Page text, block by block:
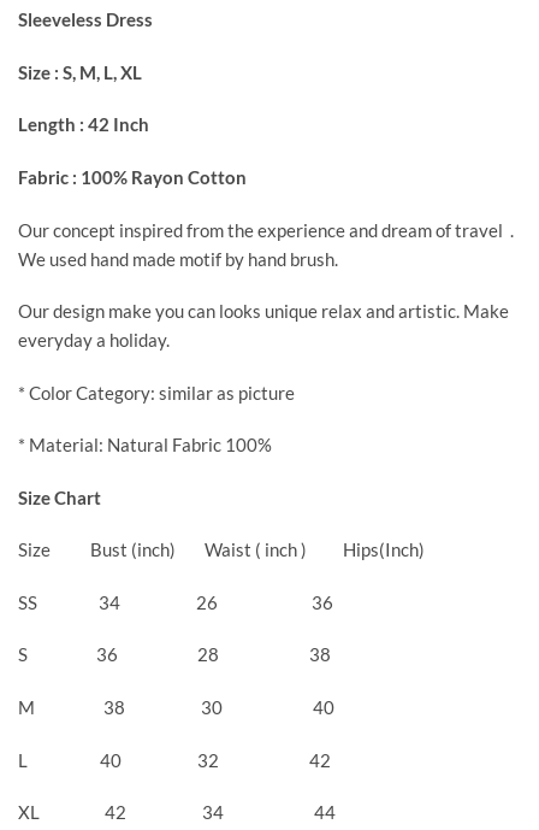
Sleeveless Dress
Size : S, M, L, XL
Length : 42 Inch
Fabric : 100% Rayon Cotton
Our concept inspired from the experience and dream of travel .
We used hand made motif by hand brush.
Our design make you can looks unique relax and artistic. Make
everyday a holiday.
* Color Category: similar as picture
* Material: Natural Fabric 100%
Size Chart
Size Bust (inch) Waist ( inch ) Hips(Inch)
SS 34 26 36
S 36 28 38
M 38 30 40
L 40 32 42
XL 42 34 44